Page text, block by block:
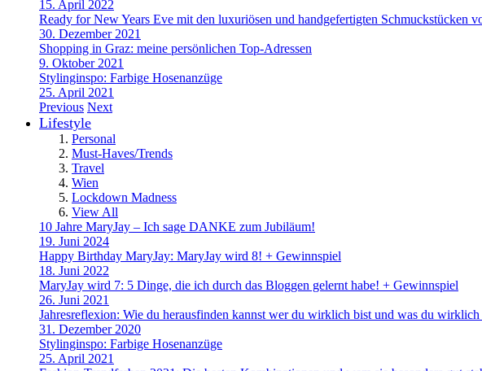
15. April 2022
Ready for New Years Eve mit den luxuriösen und handgefertigten
30. Dezember 2021
Shopping in Graz: meine persönlichen Top-Adressen
9. Oktober 2021
Stylinginspo: Farbige Hosenanzüge
25. April 2021
Previous Next
Lifestyle
Personal
Must-Haves/Trends
Travel
Wien
Lockdown Madness
View All
10 Jahre MaryJay – Ich sage DANKE zum Jubiläum!
19. Juni 2024
Happy Birthday MaryJay: MaryJay wird 8! + Gewinnspiel
18. Juni 2022
MaryJay wird 7: 5 Dinge, die ich durch das Bloggen gelernt habe! + Gewinnspiel
26. Juni 2021
Jahresreflexion: Wie du herausfinden kannst wer du wirklich bist und was du
31. Dezember 2020
Stylinginspo: Farbige Hosenanzüge
25. April 2021